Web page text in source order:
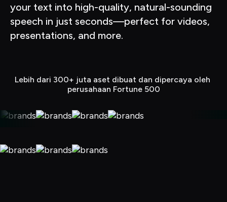
your text into high-quality, natural-sounding
speech in just seconds—perfect for videos,
presentations, and more.
Lebih dari 300+ juta aset dibuat dan dipercaya oleh
perusahaan Fortune 500